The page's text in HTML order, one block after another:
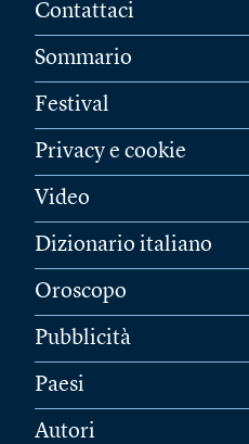
Contattaci
Sommario
Festival
Privacy e cookie
Video
Dizionario italiano
Oroscopo
Pubblicità
Paesi
Autori